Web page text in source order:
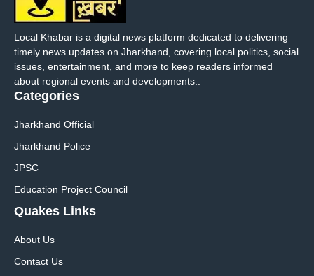
Local Khabar is a digital news platform dedicated to delivering
timely news updates on Jharkhand, covering local politics, social
issues, entertainment, and more to keep readers informed
about regional events and developments..
Categories
Jharkhand Official
Jharkhand Police
JPSC
Education Project Council
Quakes Links
About Us
Contact Us